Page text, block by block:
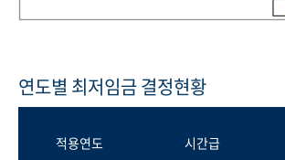
연도별 최저임금 결정현황
적용연도 시간급